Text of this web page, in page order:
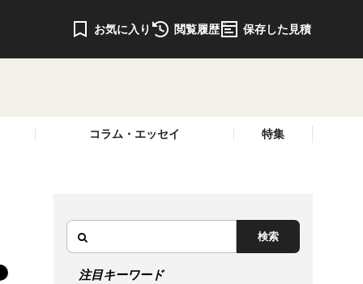
お気に入り 閲覧履歴 保存した見積
コラム・エッセイ 特集
検索
注目キーワード